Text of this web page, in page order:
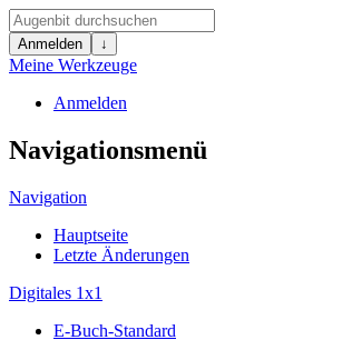
Anmelden ↓
Meine Werkzeuge
Anmelden
Navigationsmenü
Navigation
Hauptseite
Letzte Änderungen
Digitales 1x1
E-Buch-Standard